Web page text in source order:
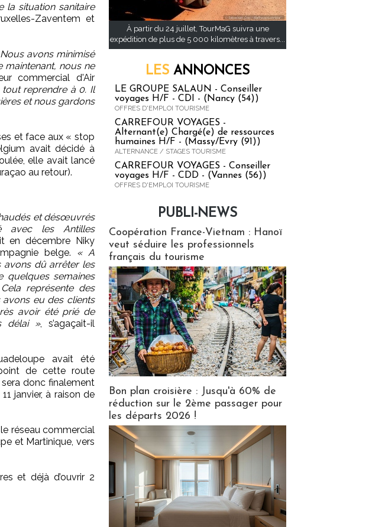
la situation sanitaire
Zaventem et
avons minimisé
maintenant, nous ne
commercial d'Air
reprendre à 0. Il
et nous gardons
et face aux « stop
avait décidé à
elle avait lancé
au retour).
et désœuvrés
avec les Antilles
en décembre Niky
belge. « A
avons dû arrêter les
quelques semaines
représente des
eu des clients
avoir été prié de
délai », s’agaçait-il
avait été
de cette route
donc finalement
janvier, à raison de
réseau commercial
et Martinique, vers
et déjà d’ouvrir 2
À partir du 24 juillet, TourMaG suivra une
expédition de plus de 5 000 kilomètres à travers...
LES ANNONCES
LE GROUPE SALAUN - Conseiller
voyages H/F - CDI - (Nancy (54))
OFFRES D'EMPLOI TOURISME
CARREFOUR VOYAGES -
Alternant(e) Chargé(e) de ressources
humaines H/F - (Massy/Evry (91))
ALTERNANCE / STAGES TOURISME
CARREFOUR VOYAGES - Conseiller
voyages H/F - CDD - (Vannes (56))
OFFRES D'EMPLOI TOURISME
PUBLI-NEWS
Coopération France-Vietnam : Hanoï
veut séduire les professionnels
français du tourisme
Bon plan croisière : Jusqu'à 60% de
réduction sur le 2ème passager pour
les départs 2026 !